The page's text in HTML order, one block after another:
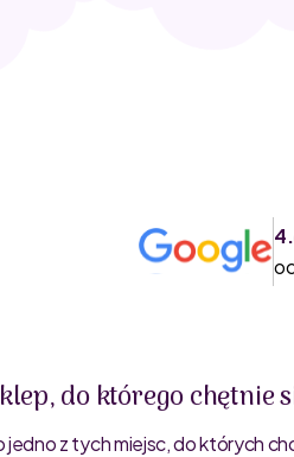
do którego chętnie
jedno z tych miejsc, do których